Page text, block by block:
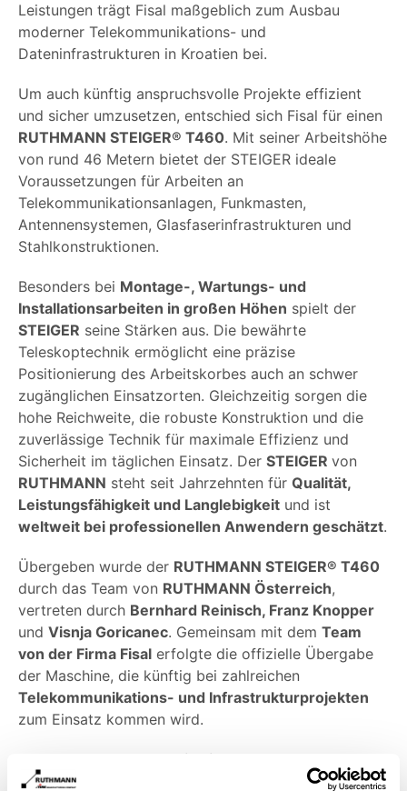
Leistungen trägt Fisal maßgeblich zum Ausbau
moderner Telekommunikations- und
Dateninfrastrukturen in Kroatien bei.
Um auch künftig anspruchsvolle Projekte effizient
und sicher umzusetzen, entschied sich Fisal für einen
RUTHMANN STEIGER® T460. Mit seiner Arbeitshöhe
von rund 46 Metern bietet der STEIGER ideale
Voraussetzungen für Arbeiten an
Telekommunikationsanlagen, Funkmasten,
Antennensystemen, Glasfaserinfrastrukturen und
Stahlkonstruktionen.
Besonders bei Montage-, Wartungs- und
Installationsarbeiten in großen Höhen spielt der
STEIGER seine Stärken aus. Die bewährte
Teleskoptechnik ermöglicht eine präzise
Positionierung des Arbeitskorbes auch an schwer
zugänglichen Einsatzorten. Gleichzeitig sorgen die
hohe Reichweite, die robuste Konstruktion und die
zuverlässige Technik für maximale Effizienz und
Sicherheit im täglichen Einsatz. Der STEIGER von
RUTHMANN steht seit Jahrzehnten für Qualität,
Leistungsfähigkeit und Langlebigkeit und ist
weltweit bei professionellen Anwendern geschätzt.
Übergeben wurde der RUTHMANN STEIGER® T460
durch das Team von RUTHMANN Österreich,
vertreten durch Bernhard Reinisch, Franz Knopper
und Visnja Goricanec. Gemeinsam mit dem Team
von der Firma Fisal erfolgte die offizielle Übergabe
der Maschine, die künftig bei zahlreichen
Telekommunikations- und Infrastrukturprojekten
zum Einsatz kommen wird.
Unternehmen wie Fisal
Errichtung und Wartung moderner